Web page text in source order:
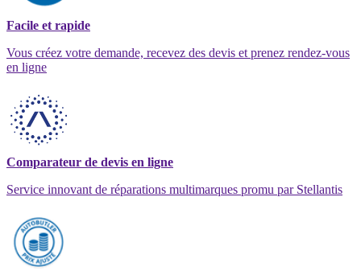
Facile et rapide
Vous créez votre demande, recevez des devis et prenez rendez-vous
en ligne
Comparateur de devis en ligne
Service innovant de réparations multimarques promu par Stellantis